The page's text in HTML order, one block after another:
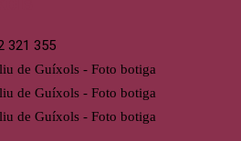
321 355